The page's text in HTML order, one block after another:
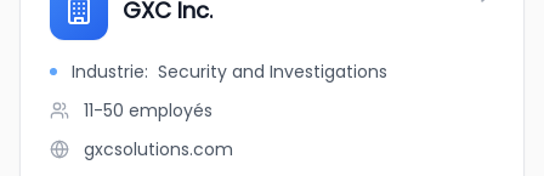
GXC Inc.
Industrie: Security and Investigations
11-50 employés
gxcsolutions.com